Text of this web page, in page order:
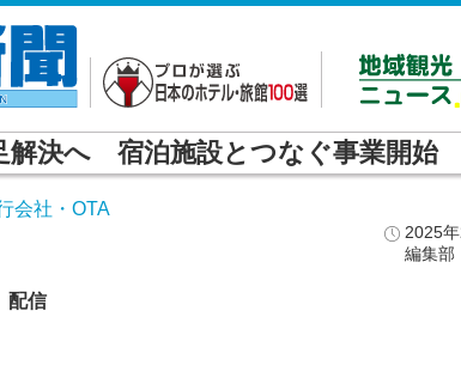
解決へ 宿泊施設とつなぐ事業開始
会社・OTA
2025
編集部
配信